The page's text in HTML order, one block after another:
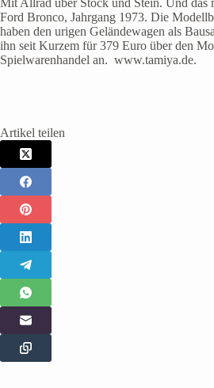
Mit Allrad über Stock und Stein. Und das
Ford Bronco, Jahrgang 1973. Die
haben den urigen Geländewagen als
ihn seit Kurzem für 379 Euro über den
Spielwarenhandel an. www.tamiya.de.
Artikel teilen